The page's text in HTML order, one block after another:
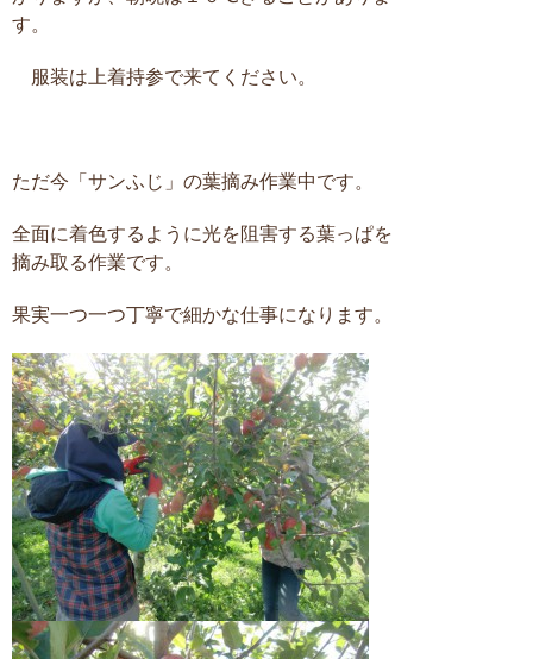
す。
服装は上着持参で来てください。
ただ今「サンふじ」の葉摘み作業中です。
全面に着色するように光を阻害する葉っぱを
摘み取る作業です。
果実一つ一つ丁寧で細かな仕事になります。